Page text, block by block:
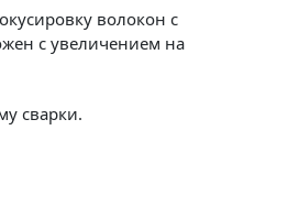
волокон с
с увеличением на
сварки.